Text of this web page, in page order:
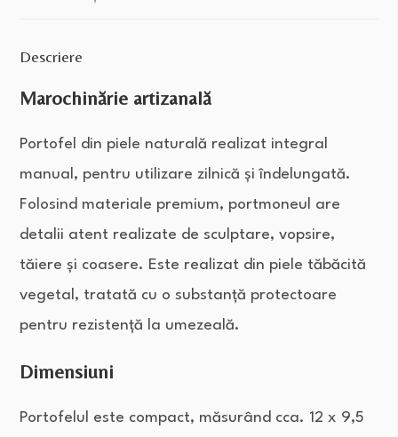
Descriere
Marochinărie artizanală
Portofel din piele naturală realizat integral
manual, pentru utilizare zilnică și îndelungată.
Folosind materiale premium, portmoneul are
detalii atent realizate de sculptare, vopsire,
tăiere și coasere. Este realizat din piele tăbăcită
vegetal, tratată cu o substanță protectoare
pentru rezistență la umezeală.
Dimensiuni
Portofelul este compact, măsurând cca. 12 x 9,5